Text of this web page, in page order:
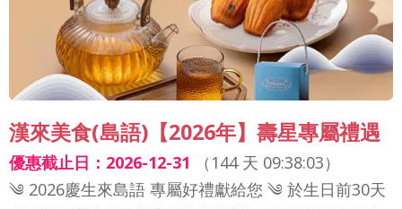
漢來美食(島語)【2026年】壽星專屬禮遇
優惠截止日：2026-12-31 （ 144 天 09:38:01）
༄ 2026慶生來島語 專屬好禮獻給您 ༄ 於生日前30天